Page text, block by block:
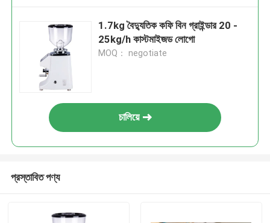
1.7kg বৈদ্যুতিক কফি বিন গ্রাইন্ডার 20 -
25kg/h কাস্টমাইজড লোগো
MOQ： negotiate
চালিয়ে
প্রস্তাবিত পণ্য